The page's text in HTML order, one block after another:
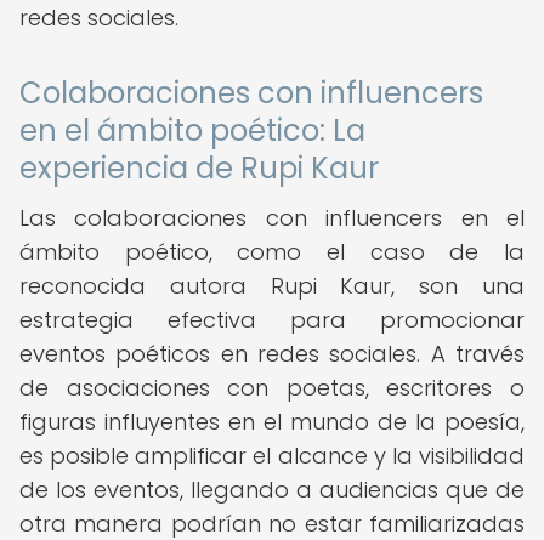
redes sociales.
Colaboraciones con influencers
en el ámbito poético: La
experiencia de Rupi Kaur
Las colaboraciones con influencers en el
ámbito poético, como el caso de la
reconocida autora Rupi Kaur, son una
estrategia efectiva para promocionar
eventos poéticos en redes sociales. A través
de asociaciones con poetas, escritores o
figuras influyentes en el mundo de la poesía,
es posible amplificar el alcance y la visibilidad
de los eventos, llegando a audiencias que de
otra manera podrían no estar familiarizadas